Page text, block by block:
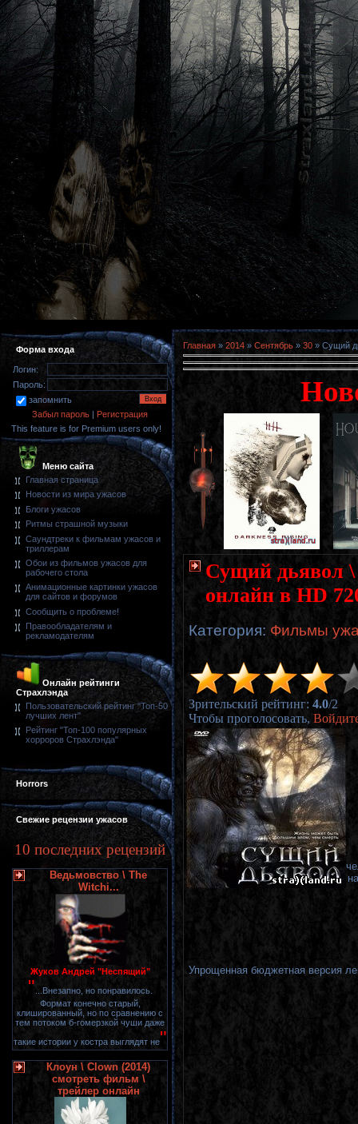
Форма входа
Логин:
Пароль:
запомнить
Забыл пароль | Регистрация
This feature is for Premium users only!
Меню сайта
Главная страница
Новости из мира ужасов
Блоги ужасов
Ритмы страшной музыки
Саундтреки к фильмам ужасов и
триллерам
Обои из фильмов ужасов для
рабочего стола
Анимационные картинки ужасов
для сайтов и форумов
Сообщить о проблеме!
Правообладателям и
рекламодателям
Онлайн рейтинги
Страхлэнда
Пользовательский рейтинг "Топ-50
лучших лент"
Рейтинг "Топ-100 популярных
хорроров Страхлэнда"
Horrors
Свежие рецензии ужасов
10 последних рецензий
Ведьмовство \ The
Witchi...
Жуков Андрей "Неспящий"
" ...Внезапно, но понравилось.
Формат конечно старый,
клишированный, но по сравнению с
тем потоком б-гомерзкой чуши даже
такие истории у костра выглядят не"
Клоун \ Clown (2014)
смотреть фильм \
трейлер онлайн
Главная » 2014 » Сентябрь » 30 » Сущий
Сущий дьявол \
онлайн в HD
Категория: Фильмы
Зрительский рейтинг: 4.0/2
Чтобы проголосовать,
Упрощенная бюджетная версия